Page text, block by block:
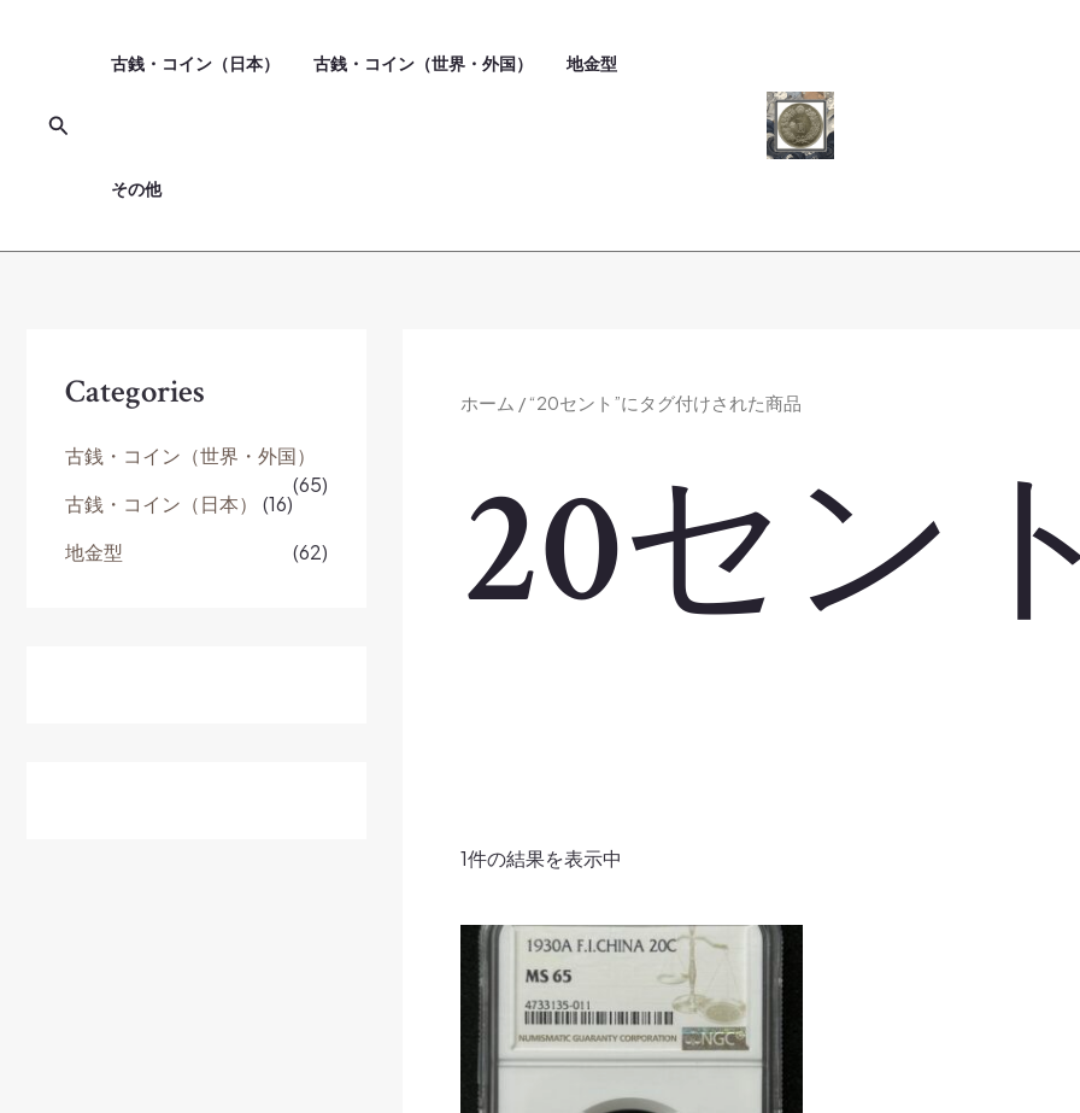
検
古銭・コイン（日本） 古銭・コイン（世界・外国） 地金型
その他
Categories
古銭・コイン（世界・外国）
(65)
古銭・コイン（日本）
(16)
地金型
(62)
ホーム / “20セント”にタグ付けされた商品
20セン
1件の結果を表示中